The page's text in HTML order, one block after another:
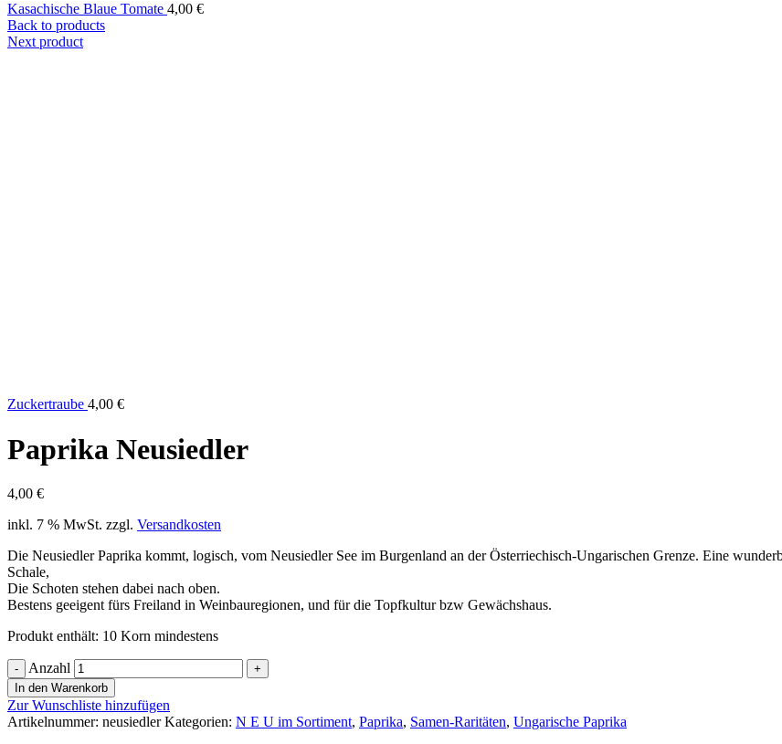
Kasachische Blaue Tomate 4,00 €
Back to products
Next product
Zuckertraube 4,00 €
Paprika Neusiedler
4,00 €
inkl. 7 % MwSt. zzgl. Versandkosten
Die Neusiedler Paprika kommt, logisch, vom Neusiedler See im Burgenland an der Österriechisch-Ungarischen Grenze. Eine
Schale,
Die Schoten stehen dabei nach oben.
Bestens geeigent fürs Freiland in Weinbauregionen, und für die Topfkultur bzw Gewächshaus.
Produkt enthält: 10 Korn mindestens
Anzahl
In den Warenkorb
Zur Wunschliste hinzufügen
Artikelnummer: neusiedler Kategorien: N E U im Sortiment, Paprika, Samen-Raritäten, Ungarische Paprika